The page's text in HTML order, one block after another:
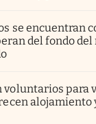
se encuentran
del fondo del
voluntarios para
alojamiento